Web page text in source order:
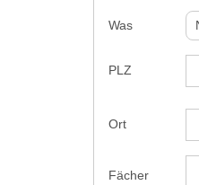
Was
PLZ
Ort
Fächer